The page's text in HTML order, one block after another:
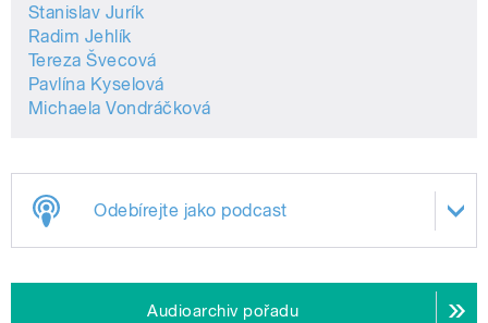
Stanislav Jurík
Radim Jehlík
Tereza Švecová
Pavlína Kyselová
Michaela Vondráčková
Odebírejte jako podcast
Audioarchiv pořadu